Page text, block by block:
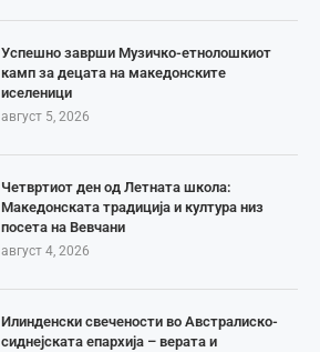
Успешно заврши Музичко-етнолошкиот
камп за децата на македонските
иселеници
август 5, 2026
Четвртиот ден од Летната школа:
Македонската традиција и култура низ
посета на Вевчани
август 4, 2026
Илинденски свечености во Австралиско-
сиднејската епархија – верата и